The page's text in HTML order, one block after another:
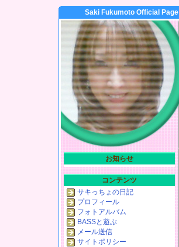
Saki Fukumoto Official Page
お知らせ
コンテンツ
サキっちょの日記
プロフィール
フォトアルバム
BASSと遊ぶ
メール送信
サイトポリシー